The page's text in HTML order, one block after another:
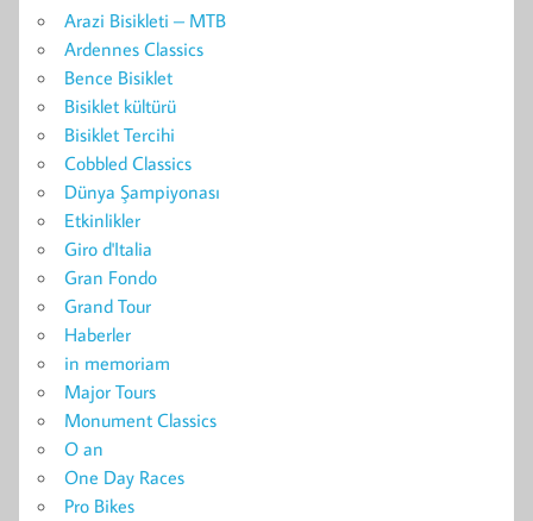
Arazi Bisikleti – MTB
Ardennes Classics
Bence Bisiklet
Bisiklet kültürü
Bisiklet Tercihi
Cobbled Classics
Dünya Şampiyonası
Etkinlikler
Giro d'Italia
Gran Fondo
Grand Tour
Haberler
in memoriam
Major Tours
Monument Classics
O an
One Day Races
Pro Bikes